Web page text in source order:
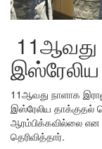
11ஆவது
11ஆவது நாளாக
இஸ்ரேலிய தாக்குதல்
ஆரம்பிக்கவில்லை என
தெரிவித்தார்.